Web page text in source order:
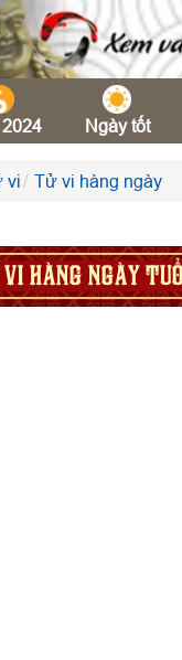
Ngày tốt
vi Tử vi hàng ngày
HÀNG NGÀY